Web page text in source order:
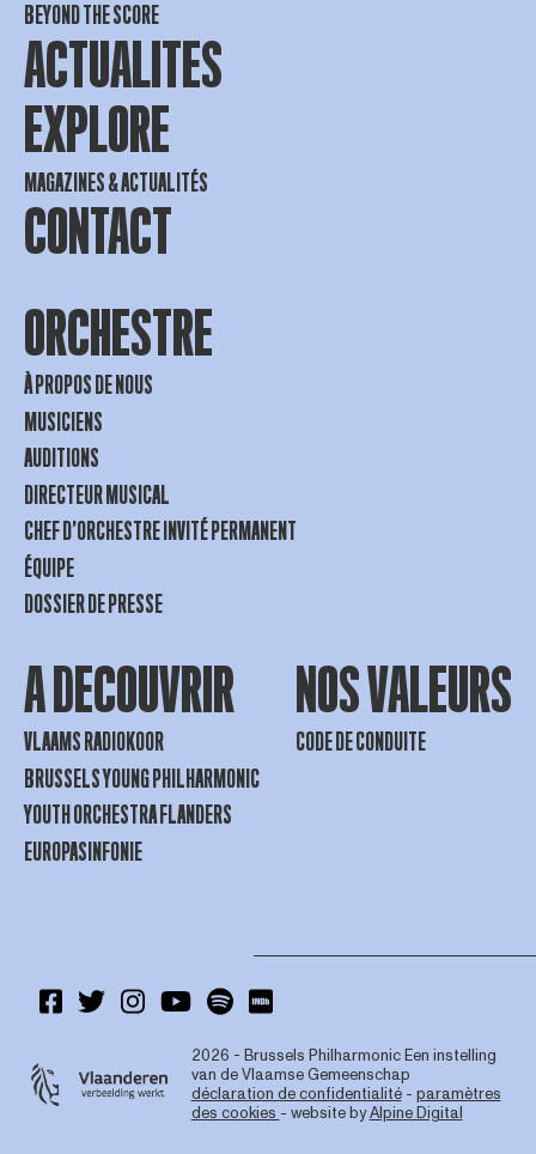
BEYOND THE SCORE
ACTUALITES
EXPLORE
MAGAZINES & ACTUALITÉS
CONTACT
ORCHESTRE
À PROPOS DE NOUS
MUSICIENS
AUDITIONS
DIRECTEUR MUSICAL
CHEF D’ORCHESTRE INVITÉ PERMANENT
ÉQUIPE
DOSSIER DE PRESSE
A DECOUVRIR
VLAAMS RADIOKOOR
BRUSSELS YOUNG PHILHARMONIC
YOUTH ORCHESTRA FLANDERS
EUROPASINFONIE
NOS VALEURS
CODE DE CONDUITE
2026 - Brussels PhilharmonicEen instelling
van de Vlaamse Gemeenschap
déclaration de confidentialité- paramètres
des cookies - website byAlpine Digital